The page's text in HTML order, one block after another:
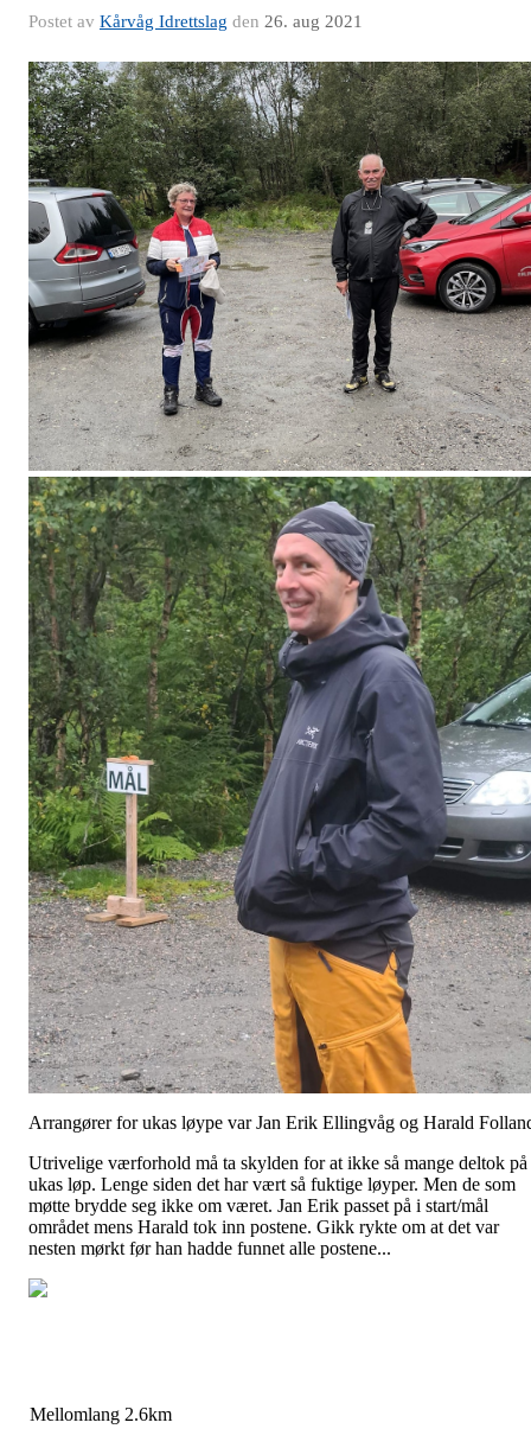
Postet av Kårvåg Idrettslag den 26. aug 2021
Arrangører for ukas løype var Jan Erik Ellingvåg og Harald
Utrivelige værforhold må ta skylden for at ikke så mange deltok på
ukas løp. Lenge siden det har vært så fuktige løyper. Men de som
møtte brydde seg ikke om været. Jan Erik passet på i start/mål
området mens Harald tok inn postene. Gikk rykte om at det var
nesten mørkt før han hadde funnet alle postene...
Mellomlang 2.6km